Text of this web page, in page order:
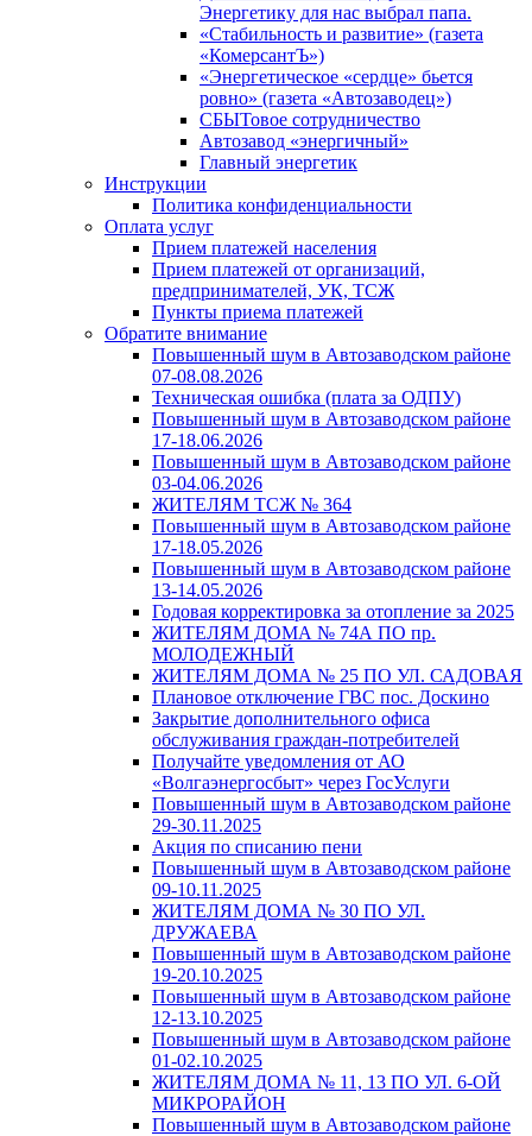
Энергетику для нас выбрал папа.
«Стабильность и развитие» (газета
«КомерсантЪ»)
«Энергетическое «сердце» бьется
ровно» (газета «Автозаводец»)
СБЫТовое сотрудничество
Автозавод «энергичный»
Главный энергетик
Инструкции
Политика конфиденциальности
Оплата услуг
Прием платежей населения
Прием платежей от организаций,
предпринимателей, УК, ТСЖ
Пункты приема платежей
Обратите внимание
Повышенный шум в Автозаводском районе
07-08.08.2026
Техническая ошибка (плата за ОДПУ)
Повышенный шум в Автозаводском районе
17-18.06.2026
Повышенный шум в Автозаводском районе
03-04.06.2026
ЖИТЕЛЯМ ТСЖ № 364
Повышенный шум в Автозаводском районе
17-18.05.2026
Повышенный шум в Автозаводском районе
13-14.05.2026
Годовая корректировка за отопление за 2025
ЖИТЕЛЯМ ДОМА № 74А ПО пр.
МОЛОДЕЖНЫЙ
ЖИТЕЛЯМ ДОМА № 25 ПО УЛ. САДОВАЯ
Плановое отключение ГВС пос. Доскино
Закрытие дополнительного офиса
обслуживания граждан-потребителей
Получайте уведомления от АО
«Волгаэнергосбыт» через ГосУслуги
Повышенный шум в Автозаводском районе
29-30.11.2025
Акция по списанию пени
Повышенный шум в Автозаводском районе
09-10.11.2025
ЖИТЕЛЯМ ДОМА № 30 ПО УЛ.
ДРУЖАЕВА
Повышенный шум в Автозаводском районе
19-20.10.2025
Повышенный шум в Автозаводском районе
12-13.10.2025
Повышенный шум в Автозаводском районе
01-02.10.2025
ЖИТЕЛЯМ ДОМА № 11, 13 ПО УЛ. 6-ОЙ
МИКРОРАЙОН
Повышенный шум в Автозаводском районе